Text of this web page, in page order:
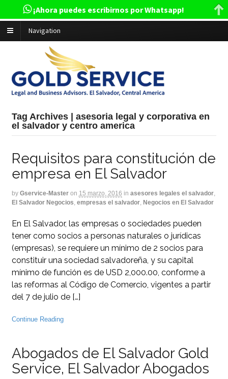
Navigation
Tag Archives | asesoria legal y corporativa en
el salvador y centro america
Requisitos para constitución de
empresa en El Salvador
by Gservice-Master on 15 marzo, 2016 in asesores legales el salvador,
El Salvador Negocios empresas el salvador, Negocios en El Salvador
En El Salvador, las empresas o sociedades pueden
tener como socios a personas naturales o jurídicas
(empresas), se requiere un mínimo de 2 socios para
constituir una sociedad salvadoreña, y su capital
mínimo de función es de USD 2,000.00, conforme a
las reformas al Código de Comercio, vigentes a partir
del 7 de julio de […]
Continue Reading
Abogados de El Salvador Gold
Service, El Salvador Abogados
¡Ahora puedes escribirnos por Whatsapp!